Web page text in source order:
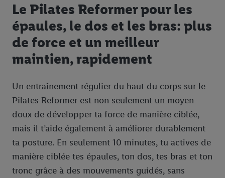
Le Pilates Reformer pour les
épaules, le dos et les bras: plus
de force et un meilleur
maintien, rapidement
Un entraînement régulier du haut du corps sur le
Pilates Reformer est non seulement un moyen
doux de développer ta force de manière ciblée,
mais il t’aide également à améliorer durablement
ta posture. En seulement 10 minutes, tu actives de
manière ciblée tes épaules, ton dos, tes bras et ton
tronc grâce à des mouvements guidés, sans